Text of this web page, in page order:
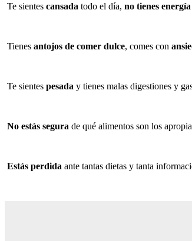
Te sientes cansada todo el día, no tienes energía
Tienes antojos de comer dulce, comes con
Te sientes pesada y tienes malas digestiones y
No estás segura de qué alimentos son los
Estás perdida ante tantas dietas y tanta